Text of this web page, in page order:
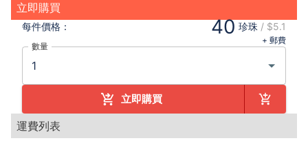
立即購買
每件價格： 40 珍珠 / $5.1
+ 郵費
數量
立即購買
運費列表